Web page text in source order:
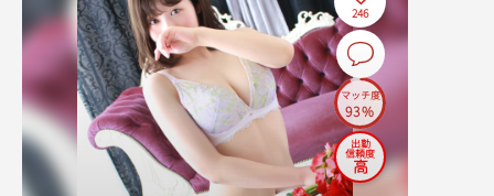
14:00
14:20
14:30
246
マッチ度
93%
出勤
信頼度
高